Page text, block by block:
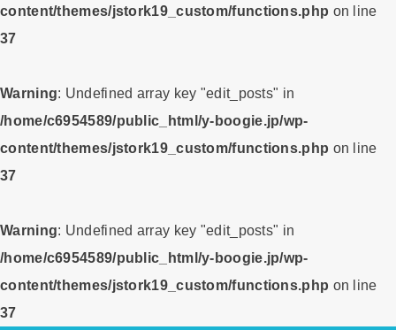
content/themes/jstork19_custom/functions.php on line
37
Warning: Undefined array key "edit_posts" in
/home/c6954589/public_html/y-boogie.jp/wp-
content/themes/jstork19_custom/functions.php on line
37
Warning: Undefined array key "edit_posts" in
/home/c6954589/public_html/y-boogie.jp/wp-
content/themes/jstork19_custom/functions.php on line
37